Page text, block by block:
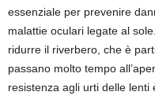
essenziale per prevenire
malattie oculari legate al
ridurre il riverbero, che è
passano molto tempo
resistenza agli urti delle